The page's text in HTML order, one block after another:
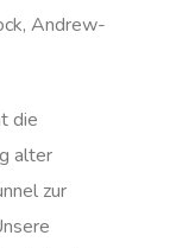
Andrew-
die
alter
zur